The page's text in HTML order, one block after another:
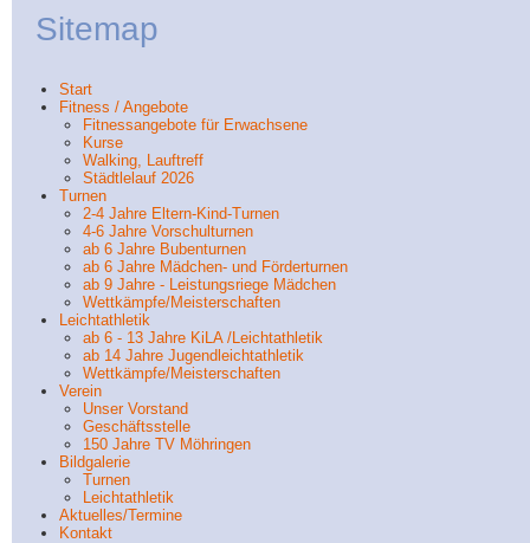
Sitemap
Start
Fitness / Angebote
Fitnessangebote für Erwachsene
Kurse
Walking, Lauftreff
Städtlelauf 2026
Turnen
2-4 Jahre Eltern-Kind-Turnen
4-6 Jahre Vorschulturnen
ab 6 Jahre Bubenturnen
ab 6 Jahre Mädchen- und Förderturnen
ab 9 Jahre - Leistungsriege Mädchen
Wettkämpfe/Meisterschaften
Leichtathletik
ab 6 - 13 Jahre KiLA /Leichtathletik
ab 14 Jahre Jugendleichtathletik
Wettkämpfe/Meisterschaften
Verein
Unser Vorstand
Geschäftsstelle
150 Jahre TV Möhringen
Bildgalerie
Turnen
Leichtathletik
Aktuelles/Termine
Kontakt